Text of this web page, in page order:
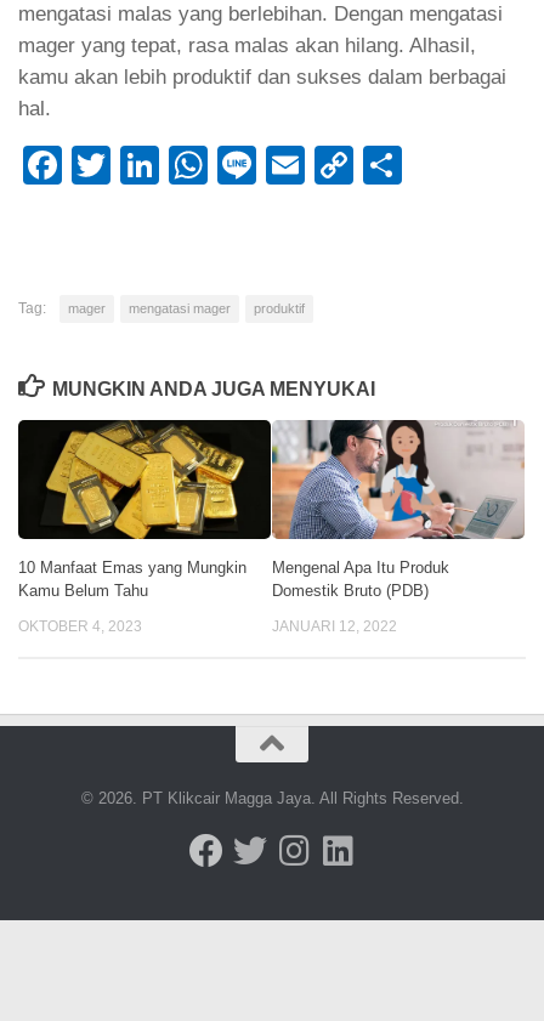
mengatasi malas yang berlebihan. Dengan mengatasi
mager yang tepat, rasa malas akan hilang. Alhasil,
kamu akan lebih produktif dan sukses dalam berbagai
hal.
Facebook
Twitter
LinkedIn
WhatsApp
LineEmail
Copy
Tag: mager mengatasi mager produktif
MUNGKIN ANDA JUGA MENYUKAI
10 Manfaat Emas yang Mungkin
Kamu Belum Tahu
OKTOBER 4, 2023
Mengenal Apa Itu Produk
Domestik Bruto (PDB)
JANUARI 12, 2022
© 2026. PT Klikcair Magga Jaya. All Rights Reserved.